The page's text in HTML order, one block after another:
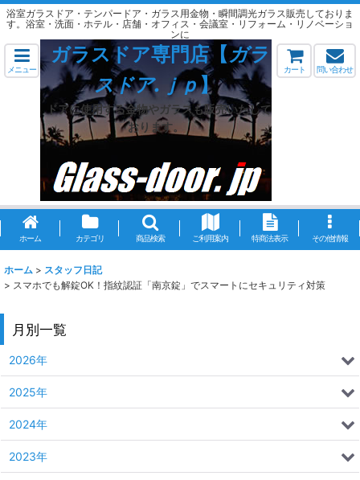
浴室ガラスドア・テンパードア・ガラス用金物・瞬間調光ガラス販売しておりま
す。浴室・洗面・ホテル・店舗・オフィス・会議室・リフォーム・リノベーショ
ンに
メニュー
ガラスドア専門店【ガラ
スドア.ｊｐ】
ドアに使用する金物やガラスも販売いたして
おります。
カート 問い合わせ
ホーム カテゴリ 商品検索 ご利用案内 特商法表示 その他情報
ホーム > スタッフ日記
> スマホでも解錠OK！指紋認証「南京錠」でスマートにセキュリティ対策
月別一覧
2026年
2025年
2024年
2023年